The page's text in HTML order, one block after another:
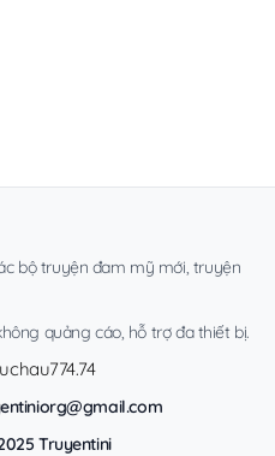
bộ truyện đam mỹ mới, truyện
quảng cáo, hỗ trợ đa thiết bị.
Truyentini